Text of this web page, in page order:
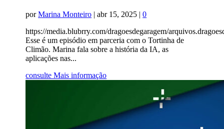
porMarina Monteiro |abr 15, 2025 |0
https://media.blubrry.com/dragoesdegaragem/
Esse é um episódio em parceria com o Tortinha de
Climão. Marina fala sobre a história da IA, as
aplicações nas...
consulte Mais informação